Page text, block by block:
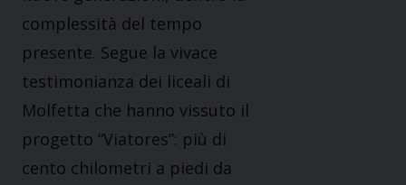
complessità del tempo
presente. Segue la vivace
testimonianza dei liceali di
Molfetta che hanno vissuto il
progetto “Viatores”: più di
cento chilometri a piedi da